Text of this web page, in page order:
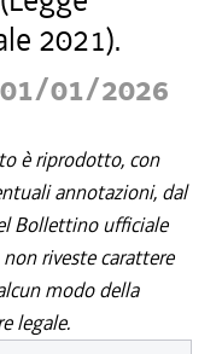
2021).
01/01/2026
è riprodotto, con
annotazioni, dal
Bollettino ufficiale
riveste carattere
modo della
legale.